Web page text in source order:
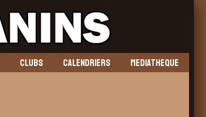
CLUBS CALENDRIERS MEDIATHEQUE